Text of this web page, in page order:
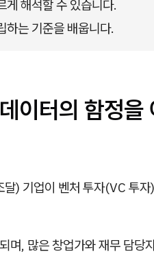
게 해석할 수 있습니다.
하는 기준을 배웁니다.
이터의 함정을
) 기업이 벤처 투자(VC 투자
며, 많은 창업가와 재무 담당